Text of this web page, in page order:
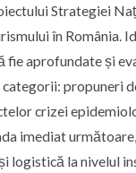
Strategiei
în România.
fie aprofundate și
propuneri
crizei
imediat
logistică la nivelul